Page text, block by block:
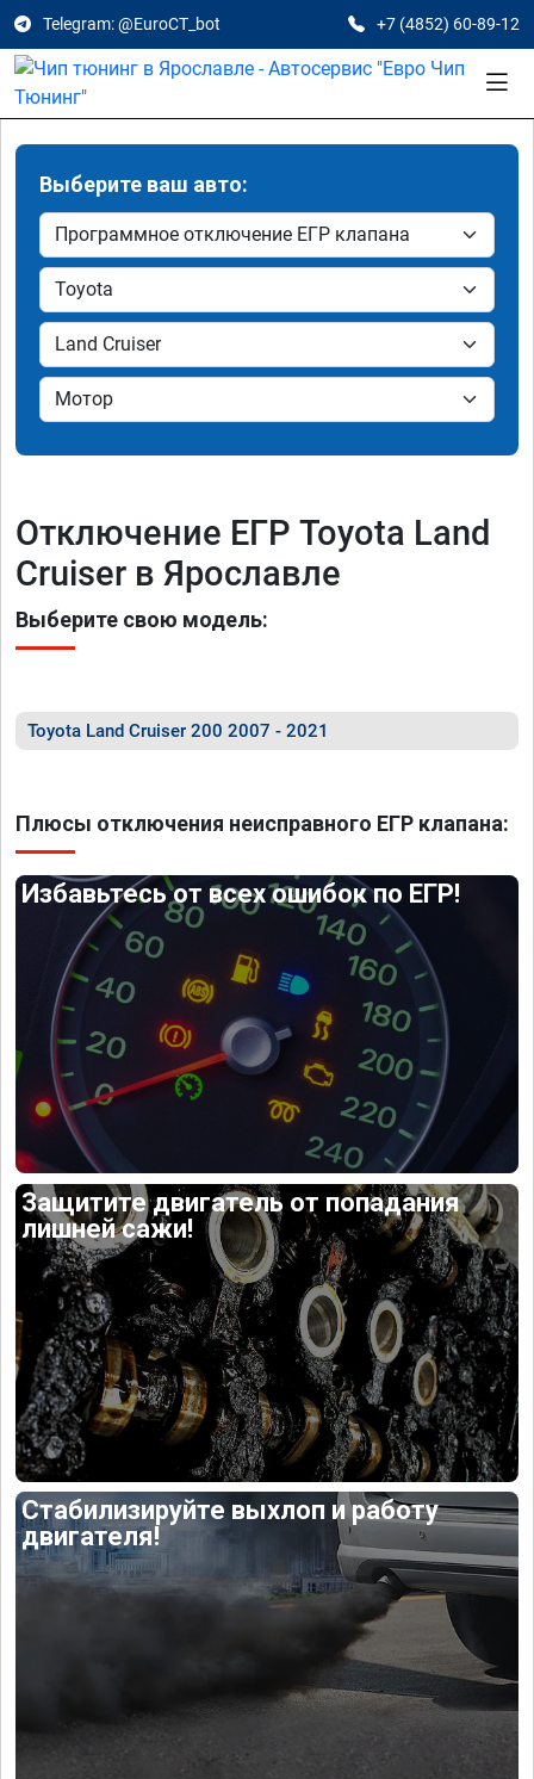
Telegram: @EuroCT_bot +7 (4852) 60-89-12
Выберите ваш авто:
Отключение ЕГР Toyota Land
Cruiser в Ярославле
Выберите свою модель:
Toyota Land Cruiser 200 2007 - 2021
Плюсы отключения неисправного ЕГР клапана:
Избавьтесь от всех ошибок по ЕГР!
Защитите двигатель от попадания
лишней сажи!
Стабилизируйте выхлоп и работу
двигателя!